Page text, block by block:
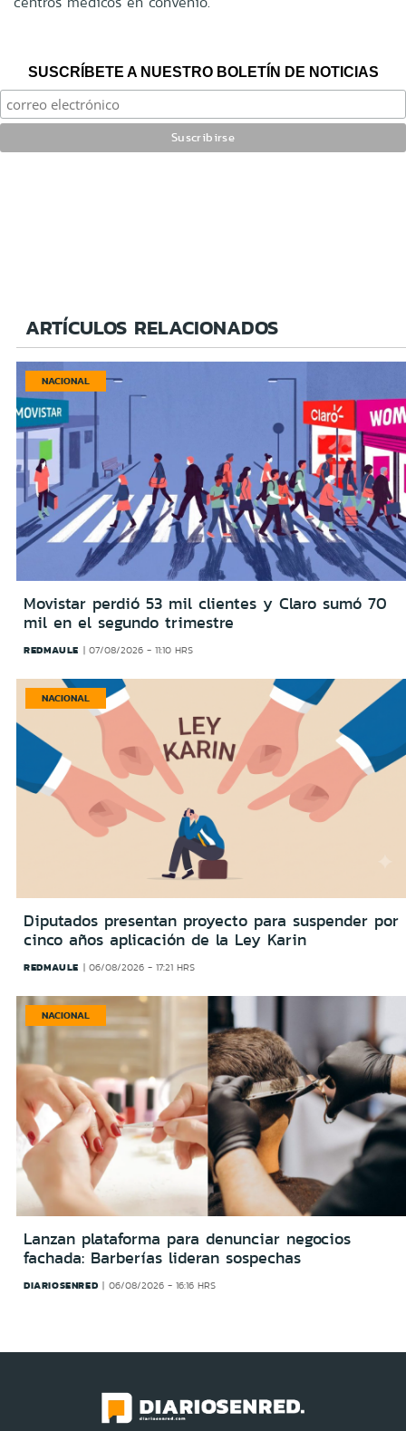
SUSCRÍBETE A NUESTRO BOLETÍN DE NOTICIAS
ARTÍCULOS RELACIONADOS
NACIONAL
Movistar perdió 53 mil clientes y Claro sumó 70
mil en el segundo trimestre
REDMAULE 07/08/2026 - 11:10 HRS
NACIONAL
Diputados presentan proyecto para suspender por
cinco años aplicación de la Ley Karin
REDMAULE 06/08/2026 - 17:21 HRS
NACIONAL
Lanzan plataforma para denunciar negocios
fachada: Barberías lideran sospechas
DIARIOSENRED 06/08/2026 - 16:16 HRS